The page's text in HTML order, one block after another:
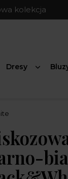
kolekcja
Dresy